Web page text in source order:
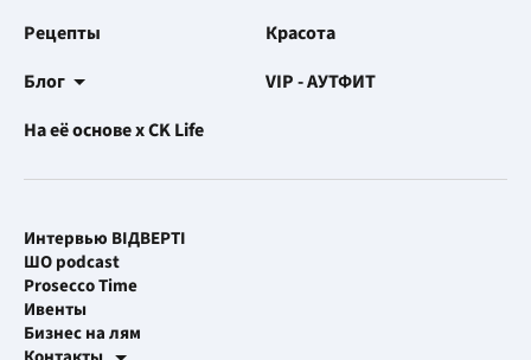
Рецепты
Красота
Блог
VIP - АУТФИТ
На её основе x CK Life
Интервью ВІДВЕРТІ
ШО podcast
Prosecco Time
Ивенты
Бизнес на лям